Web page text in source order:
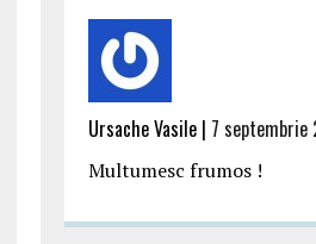
Ursache Vasile | 7 septembrie
Multumesc frumos !